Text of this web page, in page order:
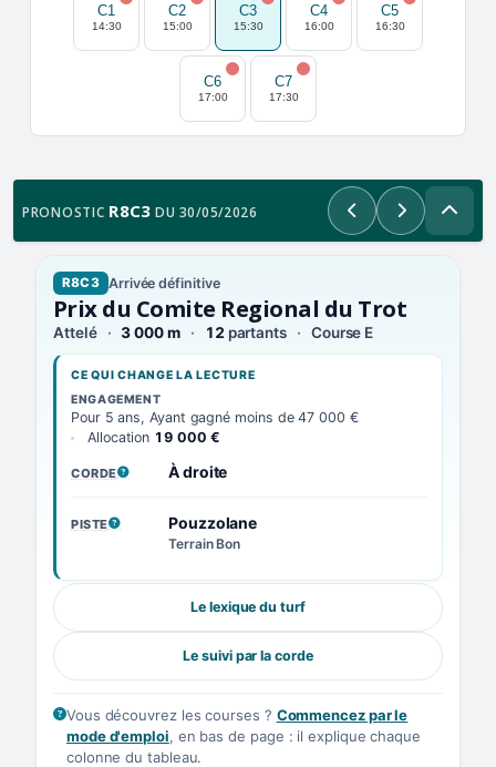
C1
14:30
C2
15:00
C3
15:30
C4
16:00
C5
16:30
C6
17:00
C7
17:30
PRONOSTIC R8C3 DU 30/05/2026 PrécédentSuivant
R8C3 Arrivée définitive
Prix du Comite Regional du Trot
Attelé 3 000 m 12 partants Course E
CE QUI CHANGE LA LECTURE
ENGAGEMENT
Pour 5 ans, Ayant gagné moins de 47 000 €
Allocation 19 000 €
CORDE
, VOIR LA DÉFINITION
À droite
PISTE
, VOIR LA DÉFINITIONPouzzolane
Terrain Bon
Le lexique du turf
Le suivi par la corde
Vous découvrez les courses ? Commencez par le
mode d'emploi, en bas de page : il explique chaque
colonne du tableau.